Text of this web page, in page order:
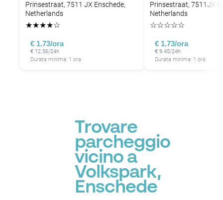
Prinsestraat, 7511 JX Enschede,
Netherlands
★★★★☆
€ 1.73/ora
€ 12.56/24h
Durata minima: 1 ora
Prinsestraat, 7511JX
Netherlands
☆☆☆☆☆
€ 1.73/ora
€ 9.45/24h
Durata minima: 1 ora
Trovare
parcheggio
vicino a
Volkspark,
Enschede